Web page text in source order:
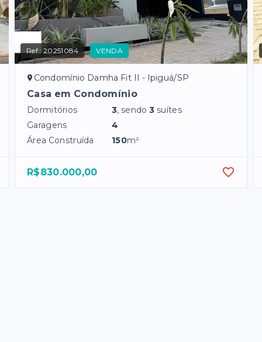
Ref.:20251084 VENDA
Condomínio Damha Fit II - Ipiguá/SP
Casa em Condomínio
Dormitórios 3, sendo3 suítes
Garagens
4
Área Construída
150m²
R$830.000,00